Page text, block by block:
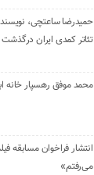
حمیدرضا ساعتچی،
تئاتر کمدی ایران درگذشت
محمد موفق رهسپار خانه
انتشار فراخوان مسابقه
می‌رفتم»